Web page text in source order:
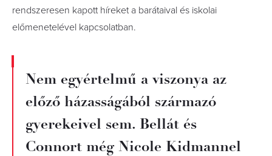
rendszeresen kapott híreket a barátaival és iskolai
előmenetelével kapcsolatban.
Nem egyértelmű a viszonya az
előző házasságából származó
gyerekeivel sem. Bellát és
Connort még Nicole Kidmannel